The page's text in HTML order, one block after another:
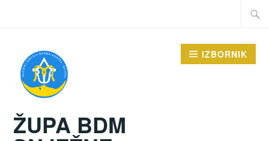
Traži:
ŽUPA BDM
IZBORNIK